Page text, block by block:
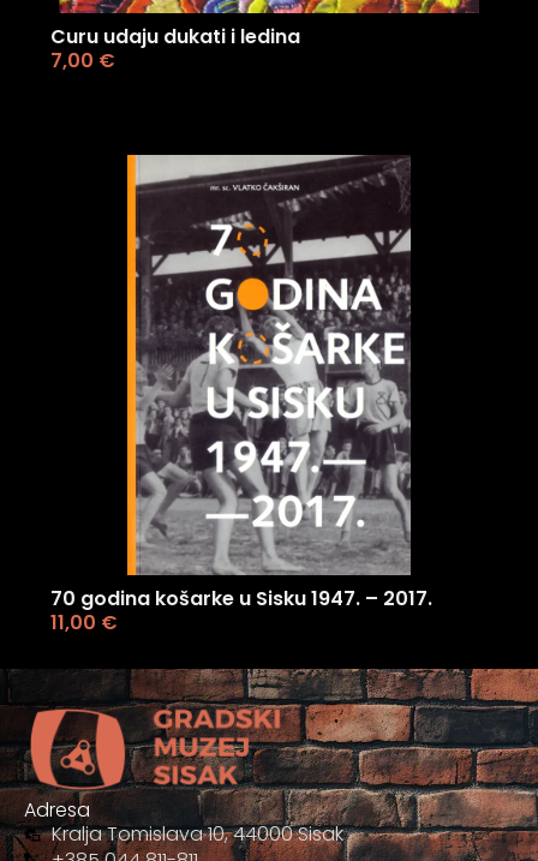
Curu udaju dukati i ledina
7,00 €
70 godina košarke u Sisku 1947. – 2017.
11,00 €
Adresa
Kralja Tomislava 10, 44000 Sisak